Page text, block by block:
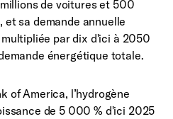
de voitures et 500
sa demande annuelle
par dix d'ici à 2050
énergétique totale.
of America, l’hydrogène
de 5 000 % d'ici 2025